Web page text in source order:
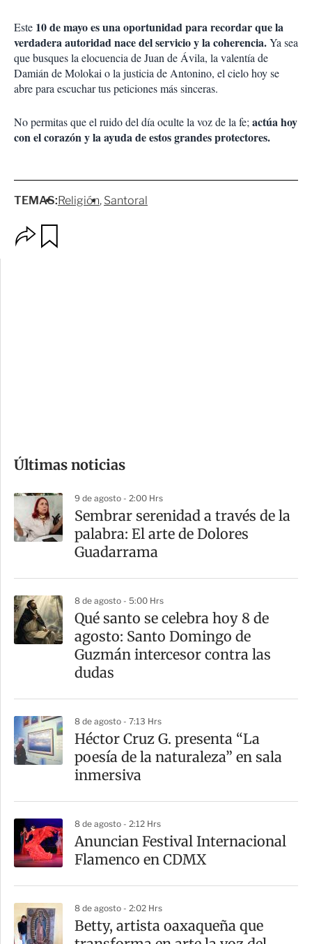
Este 10 de mayo es una oportunidad para recordar que la
verdadera autoridad nace del servicio y la coherencia.Ya sea
que busques la elocuencia de Juan de Ávila, la valentía de
Damián de Molokai o la justicia de Antonino, el cielo hoy se
abre para escuchar tus peticiones más sinceras.
No permitas que el ruido del día oculte la voz de la fe;actúa hoy
con el corazón y la ayuda de estos grandes protectores.
TEMAS: Religión Santoral
m
a
r
t
Últimas noticias
9 de agosto - 2:00 Hrs
Sembrar serenidad a través de la
palabra: El arte de Dolores
Guadarrama
8 de agosto - 5:00 Hrs
Qué santo se celebra hoy 8 de
agosto: Santo Domingo de
Guzmán intercesor contra las
dudas
8 de agosto - 7:13 Hrs
Héctor Cruz G. presenta “La
poesía de la naturaleza” en sala
inmersiva
8 de agosto - 2:12 Hrs
Anuncian Festival Internacional
Flamenco en CDMX
8 de agosto - 2:02 Hrs
Betty, artista oaxaqueña que